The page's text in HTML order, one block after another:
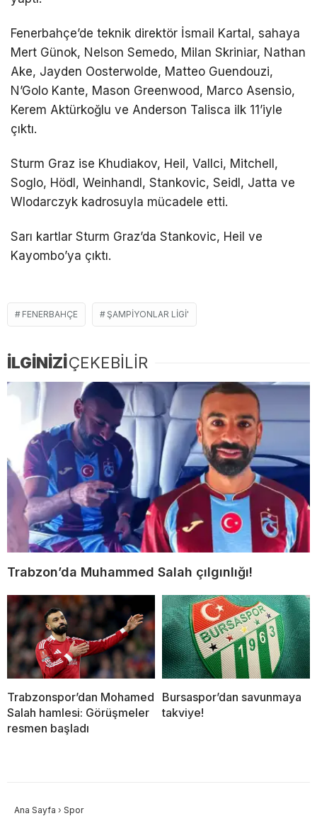
Fenerbahçe’de teknik direktör İsmail Kartal, sahaya
Mert Günok, Nelson Semedo, Milan Skriniar, Nathan
Ake, Jayden Oosterwolde, Matteo Guendouzi,
N’Golo Kante, Mason Greenwood, Marco Asensio,
Kerem Aktürkoğlu ve Anderson Talisca ilk 11’iyle
çıktı.
Sturm Graz ise Khudiakov, Heil, Vallci, Mitchell,
Soglo, Hödl, Weinhandl, Stankovic, Seidl, Jatta ve
Wlodarczyk kadrosuyla mücadele etti.
Sarı kartlar Sturm Graz’da Stankovic, Heil ve
Kayombo’ya çıktı.
FENERBAHÇE ŞAMPIYONLAR LIGI'
İLGİNİZİÇEKEBİLİR
Trabzon’da Muhammed Salah çılgınlığı!
Trabzonspor’dan Mohamed
Salah hamlesi: Görüşmeler
resmen başladı
Bursaspor’dan savunmaya
takviye!
Ana Sayfa › Spor